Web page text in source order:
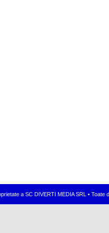
a SC DIVERTI MEDIA SRL •